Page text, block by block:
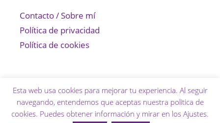
Contacto / Sobre mí
Política de privacidad
Política de cookies
Esta web usa cookies para mejorar tu experiencia. Al seguir
navegando, entendemos que aceptas nuestra politica de
cookies. Puedes obtener información y mirar en los Ajustes.